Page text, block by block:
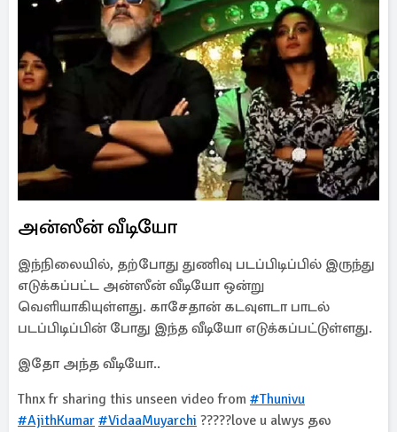
அன்ஸீன் வீடியோ
இந்நிலையில், தற்போது துணிவு படப்பிடிப்பில் இருந்து
எடுக்கப்பட்ட அன்ஸீன் வீடியோ ஒன்று
வெளியாகியுள்ளது. காசேதான் கடவுளடா பாடல்
படப்பிடிப்பின் போது இந்த வீடியோ எடுக்கப்பட்டுள்ளது.
இதோ அந்த வீடியோ..
Thnx fr sharing this unseen video from #Thunivu
#AjithKumar #VidaaMuyarchi ?????love u alwys தல